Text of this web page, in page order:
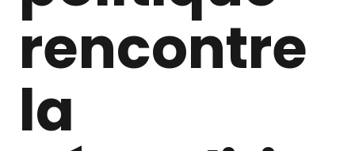
rencontre
la